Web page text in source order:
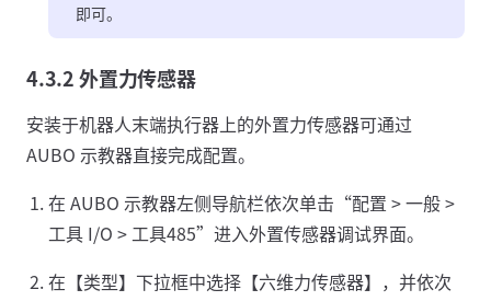
即可。
4.3.2 外置力传感器
安装于机器人末端执行器上的外置力传感器可通过
AUBO 示教器直接完成配置。
在 AUBO 示教器左侧导航栏依次单击“配置 > 一般 >
工具 I/O > 工具485”进入外置传感器调试界面。
在【类型】下拉框中选择【六维力传感器】，并依次